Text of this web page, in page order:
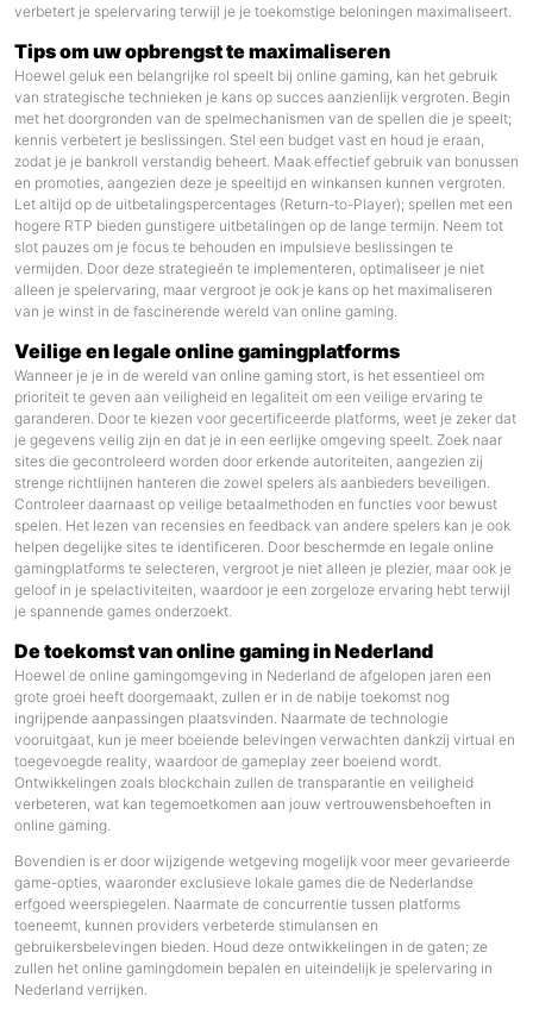
verbetert je spelervaring terwijl je je toekomstige beloningen maximaliseert.
Tips om uw opbrengst te maximaliseren
Hoewel geluk een belangrijke rol speelt bij online gaming, kan het gebruik
van strategische technieken je kans op succes aanzienlijk vergroten. Begin
met het doorgronden van de spelmechanismen van de spellen die je speelt;
kennis verbetert je beslissingen. Stel een budget vast en houd je eraan,
zodat je je bankroll verstandig beheert. Maak effectief gebruik van bonussen
en promoties, aangezien deze je speeltijd en winkansen kunnen vergroten.
Let altijd op de uitbetalingspercentages (Return-to-Player); spellen met een
hogere RTP bieden gunstigere uitbetalingen op de lange termijn. Neem tot
slot pauzes om je focus te behouden en impulsieve beslissingen te
vermijden. Door deze strategieën te implementeren, optimaliseer je niet
alleen je spelervaring, maar vergroot je ook je kans op het maximaliseren
van je winst in de fascinerende wereld van online gaming.
Veilige en legale online gamingplatforms
Wanneer je je in de wereld van online gaming stort, is het essentieel om
prioriteit te geven aan veiligheid en legaliteit om een veilige ervaring te
garanderen. Door te kiezen voor gecertificeerde platforms, weet je zeker dat
je gegevens veilig zijn en dat je in een eerlijke omgeving speelt. Zoek naar
sites die gecontroleerd worden door erkende autoriteiten, aangezien zij
strenge richtlijnen hanteren die zowel spelers als aanbieders beveiligen.
Controleer daarnaast op veilige betaalmethoden en functies voor bewust
spelen. Het lezen van recensies en feedback van andere spelers kan je ook
helpen degelijke sites te identificeren. Door beschermde en legale online
gamingplatforms te selecteren, vergroot je niet alleen je plezier, maar ook je
geloof in je spelactiviteiten, waardoor je een zorgeloze ervaring hebt terwijl
je spannende games onderzoekt.
De toekomst van online gaming in Nederland
Hoewel de online gamingomgeving in Nederland de afgelopen jaren een
grote groei heeft doorgemaakt, zullen er in de nabije toekomst nog
ingrijpende aanpassingen plaatsvinden. Naarmate de technologie
vooruitgaat, kun je meer boeiende belevingen verwachten dankzij virtual en
toegevoegde reality, waardoor de gameplay zeer boeiend wordt.
Ontwikkelingen zoals blockchain zullen de transparantie en veiligheid
verbeteren, wat kan tegemoetkomen aan jouw vertrouwensbehoeften in
online gaming.
Bovendien is er door wijzigende wetgeving mogelijk voor meer gevarieerde
game-opties, waaronder exclusieve lokale games die de Nederlandse
erfgoed weerspiegelen. Naarmate de concurrentie tussen platforms
toeneemt, kunnen providers verbeterde stimulansen en
gebruikersbelevingen bieden. Houd deze ontwikkelingen in de gaten; ze
zullen het online gamingdomein bepalen en uiteindelijk je spelervaring in
Nederland verrijken.